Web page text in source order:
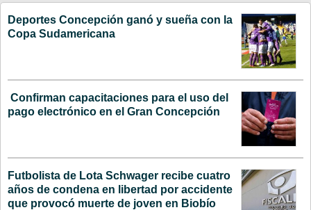
Deportes Concepción ganó y sueña con la
Copa Sudamericana
Confirman capacitaciones para el uso del
pago electrónico en el Gran Concepción
Futbolista de Lota Schwager recibe cuatro
años de condena en libertad por accidente
que provocó muerte de joven en Biobío